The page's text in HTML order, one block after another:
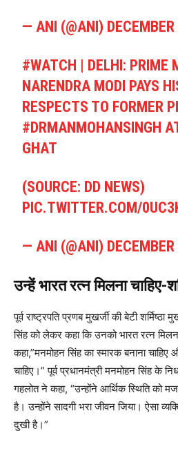
— ANI (@ANI)
#WATCH | DELHI: PRIME
NARENDRA MODI PAYS
RESPECTS TO FORMER
#DRMANMOHANSINGH
GHAT
(SOURCE: DD NEWS)
PIC.TWITTER.COM/
— ANI (@ANI)
उन्हें भारत रत्न मिलना चाहिए-
पूर्व राष्ट्रपति प्रणब मुखर्जी की बेटी शर्मिष्ठा
सिंह को लेकर कहा कि उनको भारत रत्न मिलना
कहा,”मनमोहन सिंह का स्मारक बनाना चाहिए
चाहिए।” पूर्व प्रधानमंत्री मनमोहन सिंह के
गहलोत ने कहा, “उन्होंने आर्थिक स्थिति को
है। उन्होंने सादगी भरा जीवन जिया। ऐसा
दुखी है।”